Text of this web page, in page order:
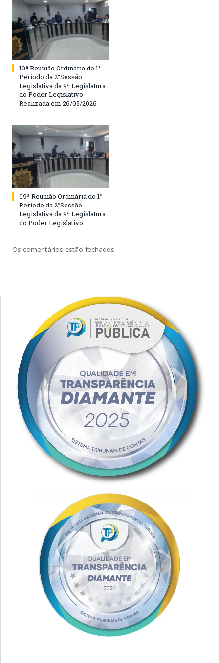
10ª Reunião Ordinária do 1°
Período da 2°Sessão
Legislativa da 9ª Legislatura
do Poder Legislativo
Realizada em 26/05/2026
09ª Reunião Ordinária do 1°
Período da 2°Sessão
Legislativa da 9ª Legislatura
do Poder Legislativo
Os comentários estão fechados.